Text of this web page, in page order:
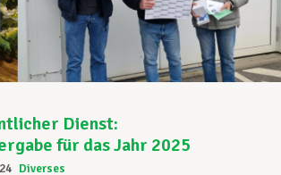
Dienst:
für das Jahr 2025
Diverses